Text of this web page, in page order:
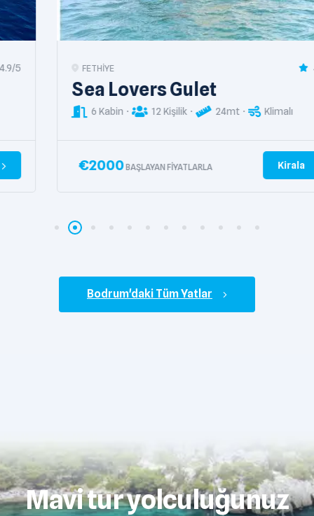
Sea Lovers Gulet
12 Kişilik 24mt Klimalı
BAŞLAYAN FIYATLARLA
Bodrum'daki Tüm Yatlar
Mavi tur yolculuğunuz